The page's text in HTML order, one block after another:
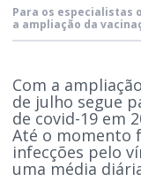
Para os especialistas
a ampliação da
Com a
de julho segue
de covid-19 em
Até o momento
infecções pelo
uma média